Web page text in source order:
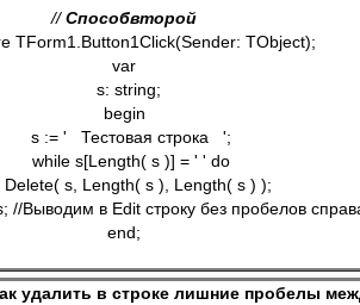
// Способвторой
TForm1.Button1Click(Sender: TObject);
var
s: string;
begin
s := '   Тестовая строка   ';
while s[Length( s )] = ' ' do
s, Length( s ), Length( s ) );
//Выводим в Edit строку без пробелов
end;
удалить в строке лишние пробелы